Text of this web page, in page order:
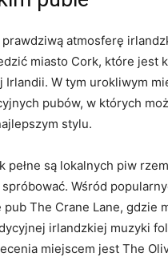
atmosferę
miasto Cork, które jest
Irlandii. W tym urokliwym
pubów, w których
stylu.
pełne są lokalnych piw
Wśród
The Crane Lane, ⁤gdzie⁤
irlandzkiej muzyki
miejscem jest The